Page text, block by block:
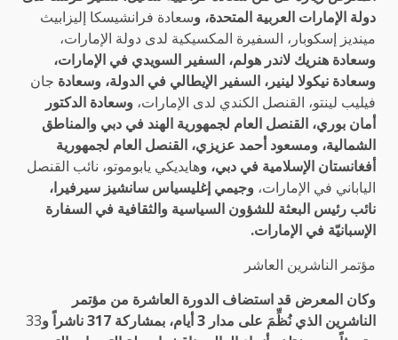
دولة الإمارات العربية المتحدة، وسعادة فرانشيسكا إليزابيث
مينديز إسكوبار، السفيرة المكسيكية لدى دولة الإمارات،
وسعادة هنريك لاندر هولم، السفير السويدي في الإمارات،
وسعادة نيكولا لينير، السفير الإيطالي في الدولة، وسعادة جان
فيليب لينتو، القنصل الكندي لدى الإمارات، وسعادة الدكتور
أمان بوري، القنصل العام لجمهورية الهند في دبي والمناطق
الشمالية، ومسعود أحمد عزيزي، القنصل العام لجمهورية
أفغانستان الإسلامية في دبي، وهايديكي يابوموتو، نائب القنصل
الياباني في الإمارات، وجيمي إغليسياس سانشيز سيرفيرا،
نائب رئيس البعثة للشؤون السياسية والثقافية في السفارة
الإسبانيّة في الإمارات.
مؤتمر الناشرين العاشر
وكان المعرض قد استضاف الدورة العاشرة من مؤتمر
الناشرين الذي نُظِّمَ على مدار 3 أيام، بمشاركة 317 ناشراً و
33